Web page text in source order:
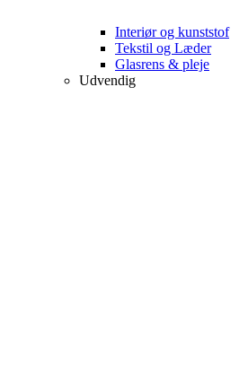
Interiør og kunststof
Tekstil og Læder
Glasrens & pleje
Udvendig